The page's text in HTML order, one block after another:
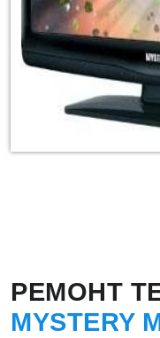
РЕМОНТ
MYSTERY